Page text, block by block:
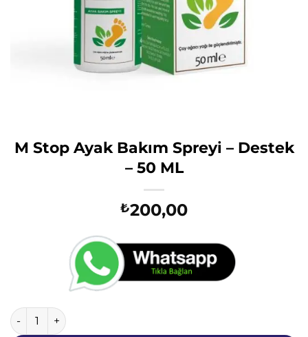
M Stop Ayak Bakım Spreyi – Destek
– 50 ML
₺200,00
M Stop Ayak Bakım Spreyi - Destek - 50 ML adet